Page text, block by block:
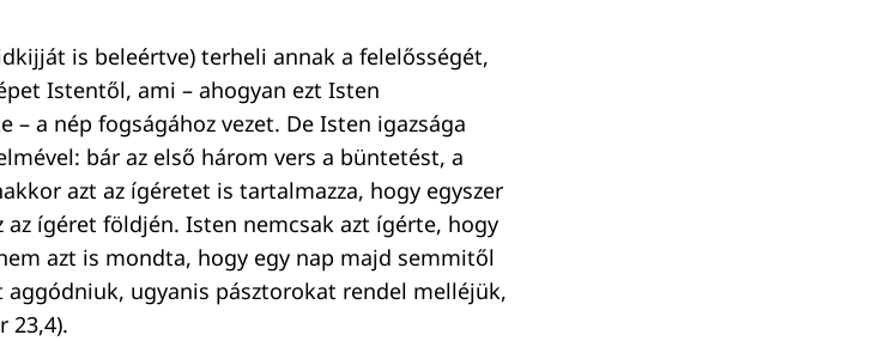
is beleértve) terheli annak a felelősségét,
Istentől, ami – ahogyan ezt Isten
a nép fogságához vezet. De Isten igazsága
bár az első három vers a büntetést, a
azt az ígéretet is tartalmazza, hogy egyszer
az ígéret földjén. Isten nemcsak azt ígérte, hogy
azt is mondta, hogy egy nap majd semmitől
ugyanis pásztorokat rendel melléjük,
23,4).